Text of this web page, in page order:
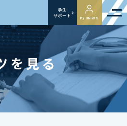
学生
サポート
My UNIVAS
を見る